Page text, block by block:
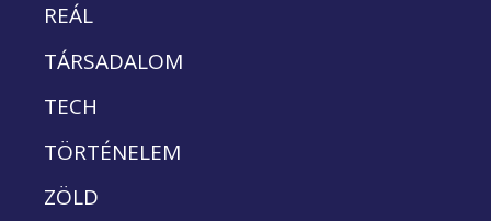
REÁL
TÁRSADALOM
TECH
TÖRTÉNELEM
ZÖLD